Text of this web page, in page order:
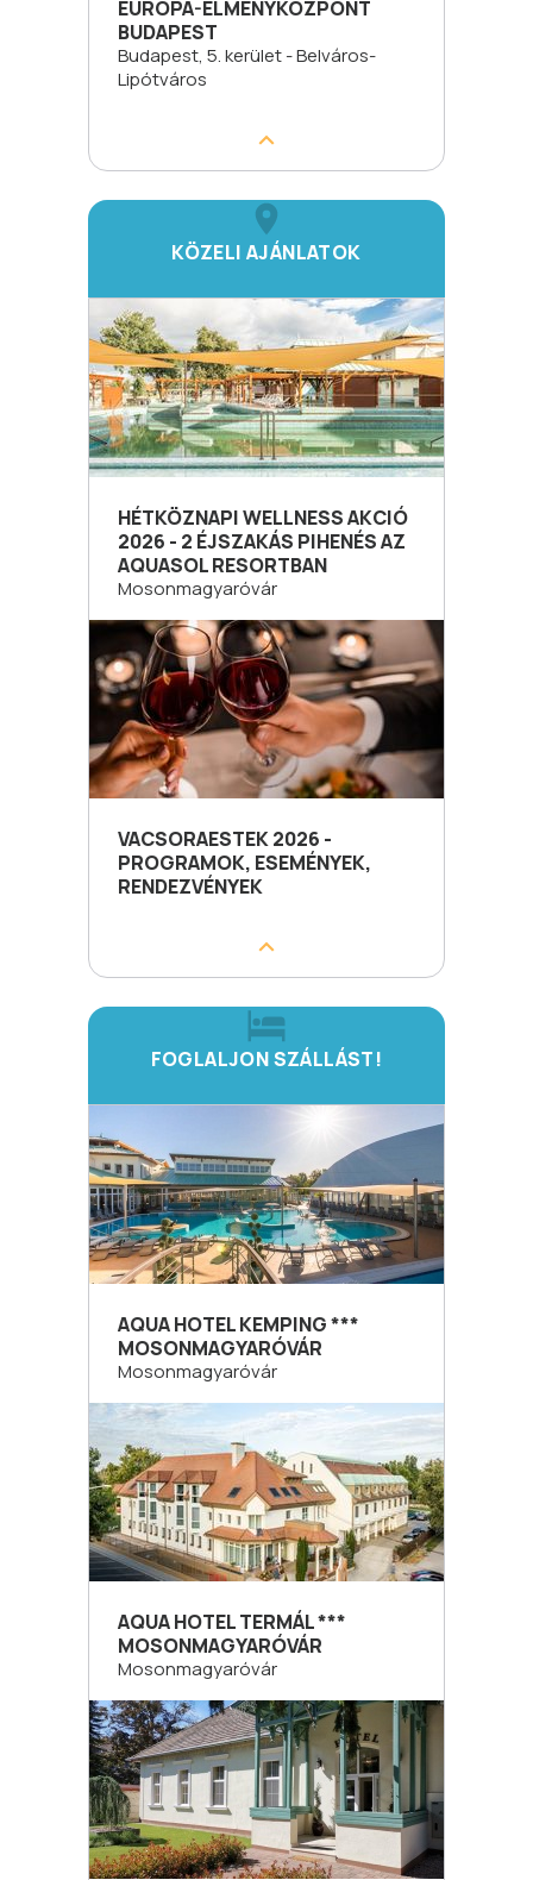
EURÓPA-ÉLMÉNYKÖZPONT
BUDAPEST
Budapest, 5. kerület - Belváros-
Lipótváros
KÖZELI AJÁNLATOK
HÉTKÖZNAPI WELLNESS AKCIÓ
2026 - 2 ÉJSZAKÁS PIHENÉS AZ
AQUASOL RESORTBAN
Mosonmagyaróvár
VACSORAESTEK 2026 -
PROGRAMOK, ESEMÉNYEK,
RENDEZVÉNYEK
FOGLALJON SZÁLLÁST!
AQUA HOTEL KEMPING ***
MOSONMAGYARÓVÁR
Mosonmagyaróvár
AQUA HOTEL TERMÁL ***
MOSONMAGYARÓVÁR
Mosonmagyaróvár